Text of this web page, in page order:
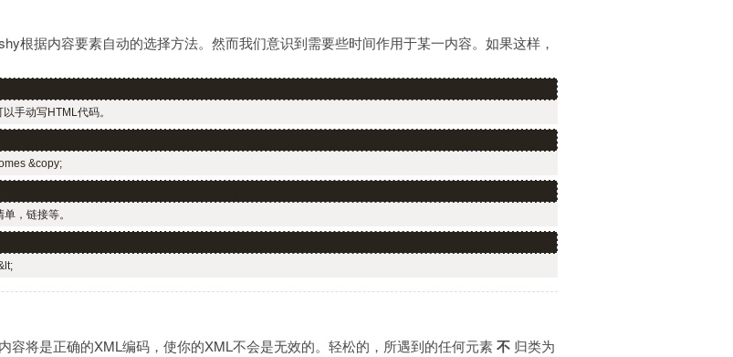
根据内容要素自动的选择方法。然而我们意识到需要些时间作用于某一内容。如果这样，
手动写HTML代码。
&copy;
，链接等。
容将是正确的XML编码，使你的XML不会是无效的。轻松的，所遇到的任何元素不 归类为